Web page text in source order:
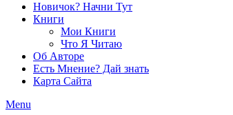
Новичок? Начни Тут
Книги
Мои Книги
Что Я Читаю
Об Авторе
Есть Мнение? Дай знать
Карта Сайта
Menu